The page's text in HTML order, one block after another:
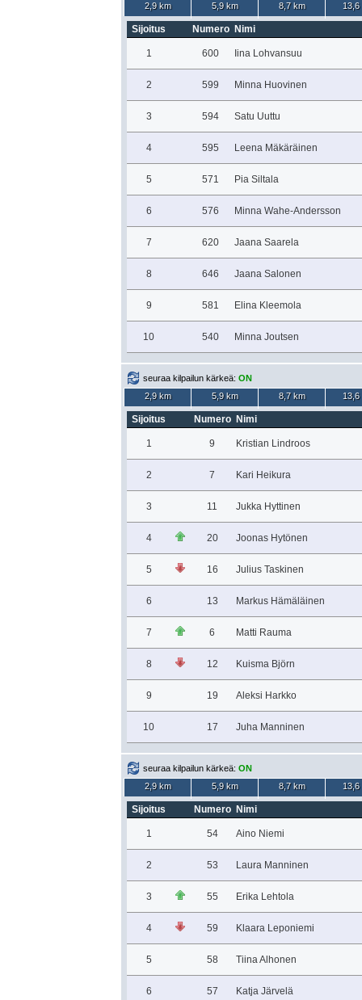
2,9 km
5,9 km 8,7 km 13,6
Sijoitus Numero Nimi
1 600 Iina Lohvansuu
2 599 Minna Huovinen
3 594 Satu Uuttu
4 595 Leena Mäkäräinen
5 571 Pia Siltala
6 576 Minna Wahe-Andersson
7 620 Jaana Saarela
8 646 Jaana Salonen
9 581 Elina Kleemola
10 540 Minna Joutsen
seuraa kilpailun kärkeä: ON
2,9 km
5,9 km 8,7 km 13,6
Sijoitus Numero Nimi
1 9 Kristian Lindroos
2 7 Kari Heikura
3 11 Jukka Hyttinen
4 20 Joonas Hytönen
5 16 Julius Taskinen
6 13 Markus Hämäläinen
7 6 Matti Rauma
8 12 Kuisma Björn
9 19 Aleksi Harkko
10 17 Juha Manninen
seuraa kilpailun kärkeä: ON
2,9 km
5,9 km 8,7 km 13,6
Sijoitus Numero Nimi
1 54 Aino Niemi
2 53 Laura Manninen
3 55 Erika Lehtola
4 59 Klaara Leponiemi
5 58 Tiina Alhonen
6 57 Katja Järvelä